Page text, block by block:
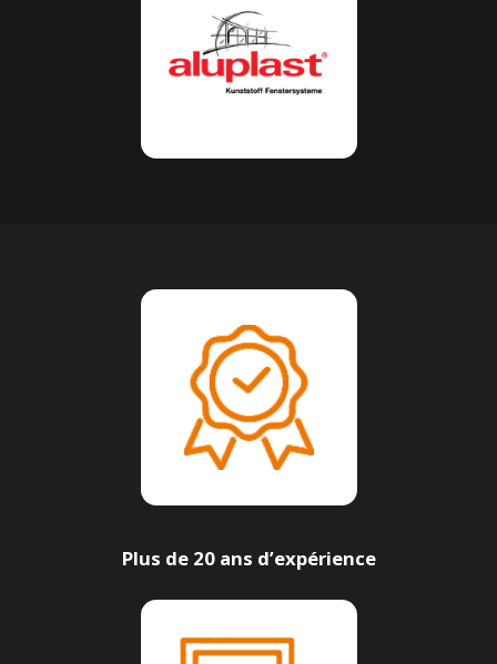
Plus de 20 ans d’expérience